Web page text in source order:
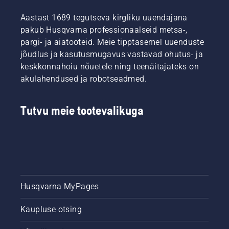
Aastast 1689 tegutseva kirgliku uuendajana
pakub Husqvarna professionaalseid metsa-,
pargi- ja aiatooteid. Meie tipptasemel uuenduste
jõudlus ja kasutusmugavus vastavad ohutus- ja
keskkonnahoiu nõuetele ning teenäitajateks on
akulahendused ja robotseadmed.
Tutvu meie tootevalikuga
Husqvarna MyPages
Kaupluse otsing